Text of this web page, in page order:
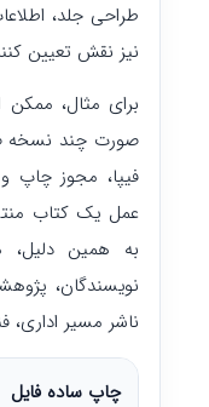
طراحی جلد،
نیز نقش تعیین
برای مثال،
صورت چند نسخه
فیپا، مجوز چاپ و
عمل یک کتاب
به همین دلیل،
نویسندگان،
ناشر مسیر اداری،
چاپ ساده فایل